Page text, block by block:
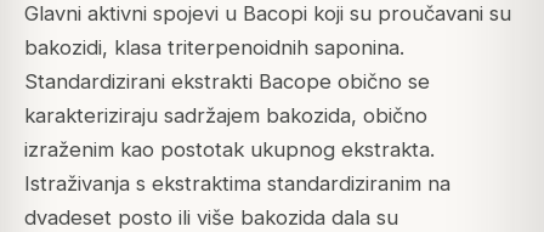
Glavni aktivni spojevi u Bacopi koji su proučavani su
bakozidi, klasa triterpenoidnih saponina.
Standardizirani ekstrakti Bacope obično se
karakteriziraju sadržajem bakozida, obično
izraženim kao postotak ukupnog ekstrakta.
Istraživanja s ekstraktima standardiziranim na
dvadeset posto ili više bakozida dala su